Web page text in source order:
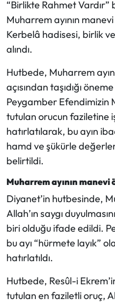
“Birlikte Rahmet Vardır”
Muharrem ayının
Kerbelâ hadisesi, birlik
alındı.
Hutbede, Muharrem
açısından taşıdığı
Peygamber Efendimizin
tutulan orucun faziletine
hatırlatılarak, bu ayın
hamd ve şükürle
belirtildi.
Muharrem ayının
Diyanet’in hutbesinde,
Allah’ın saygı
biri olduğu ifade edildi.
bu ayı “hürmete layık”
hatırlatıldı.
Hutbede, Resûl-i
tutulan en faziletli oruç,
Laçin Haberleri
Magazin
Mecitözü Haberleri
Oğuzlar Haberleri
Ortaköy Haberleri
Osmancık Haberleri
Resmi İlan
Resmi Reklam
Sağlık
Spor